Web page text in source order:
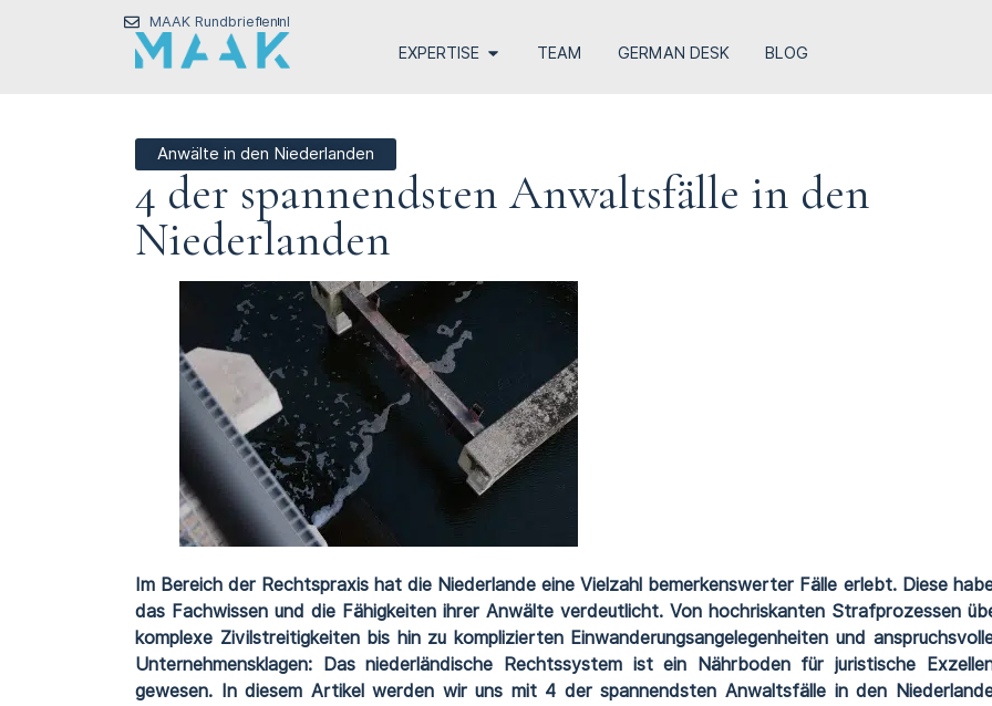
MAAK Rundbriefennl
EXPERTISE TEAM GERMAN DESK BLOG
Anwälte in den Niederlanden
4 der spannendsten Anwaltsfälle in den
Niederlanden
Im Bereich der Rechtspraxis hat die Niederlande eine Vielzahl bemerkenswerter Fälle erlebt. Diese
das Fachwissen und die Fähigkeiten ihrer Anwälte verdeutlicht. Von hochriskanten Strafprozessen
komplexe Zivilstreitigkeiten bis hin zu komplizierten Einwanderungsangelegenheiten und
Unternehmensklagen: Das niederländische Rechtssystem ist ein Nährboden für juristische
gewesen. In diesem Artikel werden wir uns mit 4 der spannendsten Anwaltsfälle in den